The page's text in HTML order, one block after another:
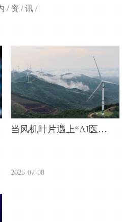
/ 资 / 讯 /
当风机叶片遇上“AI医
2025-07-08